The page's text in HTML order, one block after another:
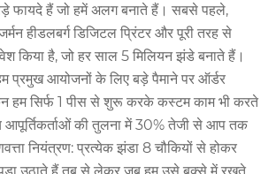
फायदे हैं जो हमें अलग बनाते हैं। सबसे पहले,
हीडलबर्ग डिजिटल प्रिंटर और पूरी तरह से
किया है, जो हर साल 5 मिलियन झंडे बनाते हैं।
प्रमुख आयोजनों के लिए बड़े पैमाने पर ऑर्डर
हम सिर्फ 1 पीस से शुरू करके कस्टम काम भी करते
आपूर्तिकर्ताओं की तुलना में 30% तेजी से आप तक
नियंत्रण: प्रत्येक झंडा 8 चौकियों से होकर